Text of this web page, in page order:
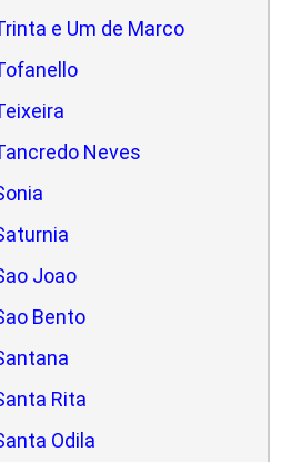
e Um de Marco
Neves
Joao
Bento
Rita
Odila